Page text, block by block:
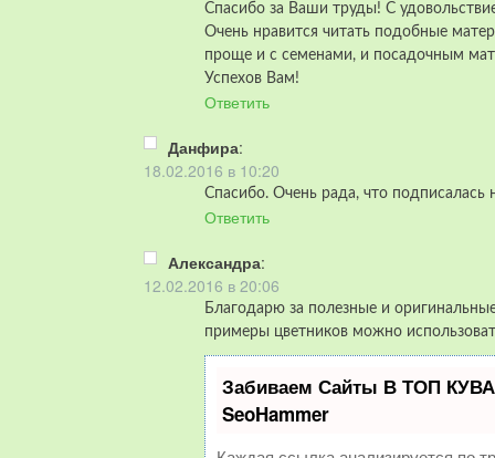
Спасибо за Ваши труды! С
Очень нравится читать подобные
проще и с семенами, и посадочным
Успехов Вам!
Ответить
Данфира:
18.02.2016 в 10:20
Спасибо. Очень рада, что
Ответить
Александра:
12.02.2016 в 20:06
Благодарю за полезные и
примеры цветников можно
Забиваем Сайты В ТОП
SeoHammer